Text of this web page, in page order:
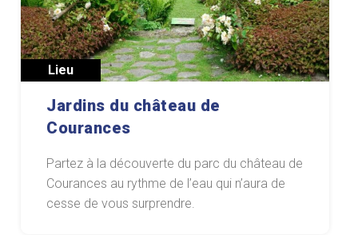
Lieu
Jardins du château de
Courances
Partez à la découverte du parc du château de
Courances au rythme de l’eau qui n’aura de
cesse de vous surprendre.